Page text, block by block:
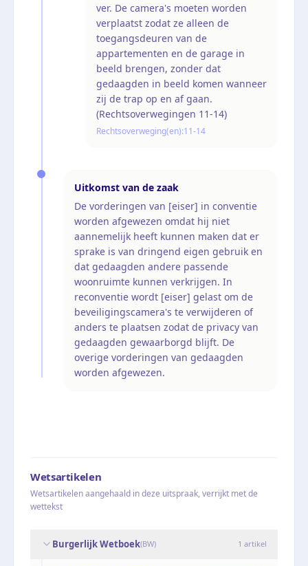
ver. De camera's moeten worden
verplaatst zodat ze alleen de
toegangsdeuren van de
appartementen en de garage in
beeld brengen, zonder dat
gedaagden in beeld komen wanneer
zij de trap op en af gaan.
(Rechtsoverwegingen 11-14)
Rechtsoverweging(en):11-14
Uitkomst van de zaak
De vorderingen van [eiser] in conventie
worden afgewezen omdat hij niet
aannemelijk heeft kunnen maken dat er
sprake is van dringend eigen gebruik en
dat gedaagden andere passende
woonruimte kunnen verkrijgen. In
reconventie wordt [eiser] gelast om de
beveiligingscamera's te verwijderen of
anders te plaatsen zodat de privacy van
gedaagden gewaarborgd blijft. De
overige vorderingen van gedaagden
worden afgewezen.
Wetsartikelen
Wetsartikelen aangehaald in deze uitspraak, verrijkt met de
wettekst
Burgerlijk Wetboek(BW) 1 artikel